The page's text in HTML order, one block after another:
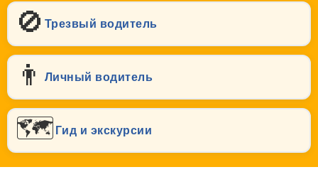
🚫 Трезвый водитель
👨 Личный водитель
🗺️ Гид и экскурсии